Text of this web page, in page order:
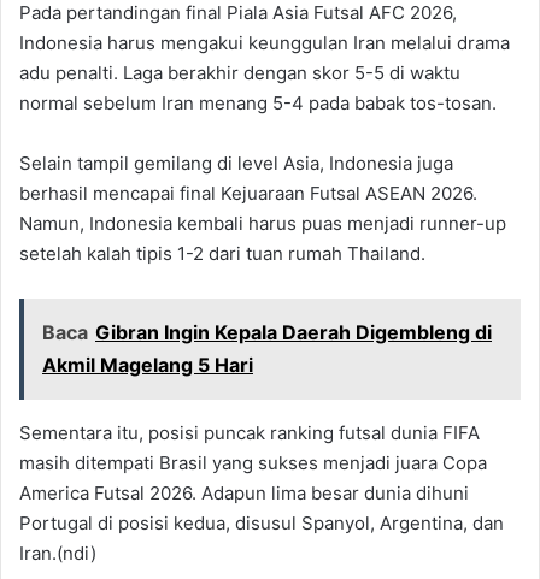
Pada pertandingan final Piala Asia Futsal AFC 2026,
Indonesia harus mengakui keunggulan Iran melalui drama
adu penalti. Laga berakhir dengan skor 5-5 di waktu
normal sebelum Iran menang 5-4 pada babak tos-tosan.
Selain tampil gemilang di level Asia, Indonesia juga
berhasil mencapai final Kejuaraan Futsal ASEAN 2026.
Namun, Indonesia kembali harus puas menjadi runner-up
setelah kalah tipis 1-2 dari tuan rumah Thailand.
Baca Gibran Ingin Kepala Daerah Digembleng di
Akmil Magelang 5 Hari
Sementara itu, posisi puncak ranking futsal dunia FIFA
masih ditempati Brasil yang sukses menjadi juara Copa
America Futsal 2026. Adapun lima besar dunia dihuni
Portugal di posisi kedua, disusul Spanyol, Argentina, dan
Iran.(ndi)